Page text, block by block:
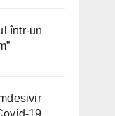
într-un
19